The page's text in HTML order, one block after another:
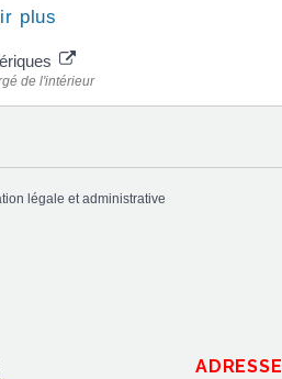
plus
de l'intérieur
légale et administrative
ADRESSE